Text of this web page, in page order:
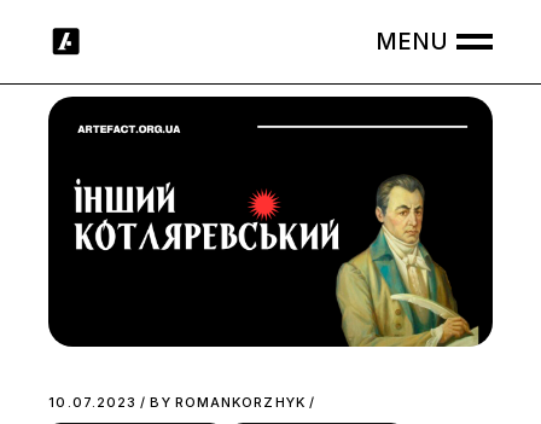
10.07.2023 BY ROMANKORZHYK